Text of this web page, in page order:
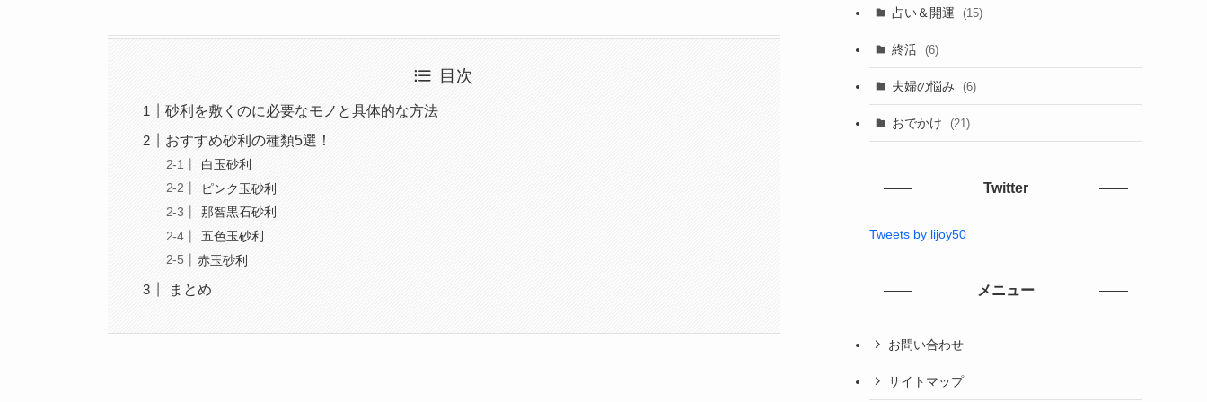
目次
砂利を敷くのに必要なモノと具体的な方法
おすすめ砂利の種類5選！
白玉砂利
ピンク玉砂利
那智黒石砂利
五色玉砂利
赤玉砂利
まとめ
占い＆開運 (15)
終活 (6)
夫婦の悩み (6)
おでかけ (21)
Twitter
Tweets by lijoy50
メニュー
お問い合わせ
サイトマップ